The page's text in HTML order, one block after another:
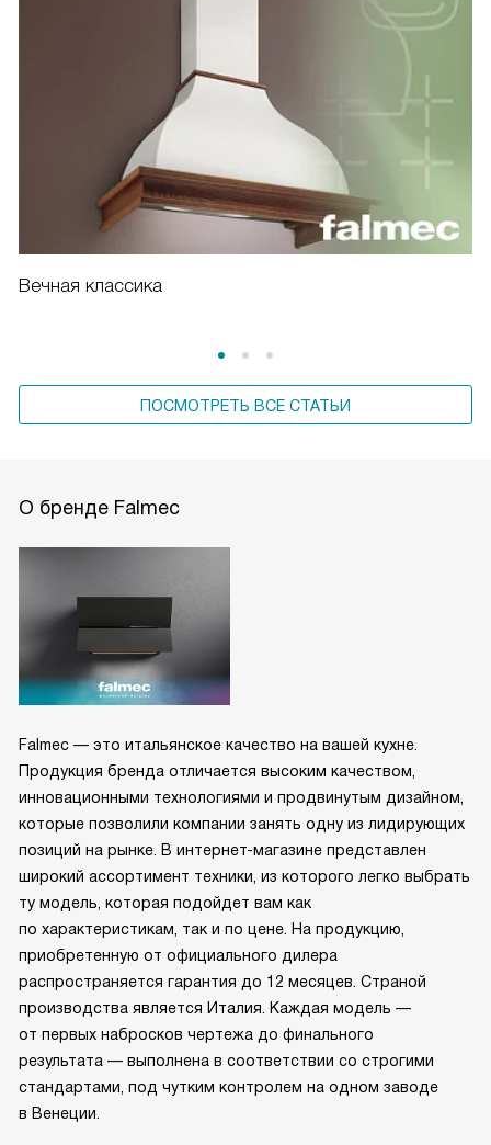
Вечная классика
ПОСМОТРЕТЬ ВСЕ СТАТЬИ
О бренде Falmec
Falmec — это итальянское качество на вашей кухне.
Продукция бренда отличается высоким качеством,
инновационными технологиями и продвинутым дизайном,
которые позволили компании занять одну из лидирующих
позиций на рынке. В интернет-магазине представлен
широкий ассортимент техники, из которого легко выбрать
ту модель, которая подойдет вам как
по характеристикам, так и по цене. На продукцию,
приобретенную от официального дилера
распространяется гарантия до 12 месяцев. Страной
производства является Италия. Каждая модель —
от первых набросков чертежа до финального
результата — выполнена в соответствии со строгими
стандартами, под чутким контролем на одном заводе
в Венеции.